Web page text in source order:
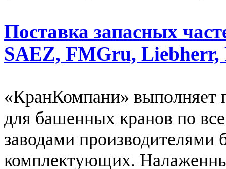
Поставка запасных
SAEZ, FMGru, Liebherr,
«КранКомпани» выполняет
для башенных кранов по
заводами
комплектующих.